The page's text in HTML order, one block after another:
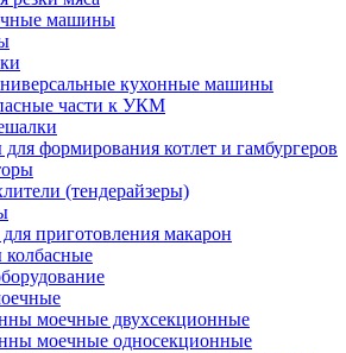
машины
кухонные машины
части к УКМ
формирования котлет и гамбургеров
(тендерайзеры)
приготовления макарон
моечные двухсекционные
моечные односекционные